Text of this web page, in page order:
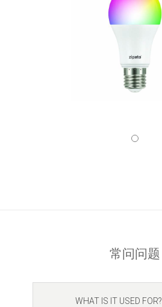
常问问题
WHAT IS IT USED FOR?